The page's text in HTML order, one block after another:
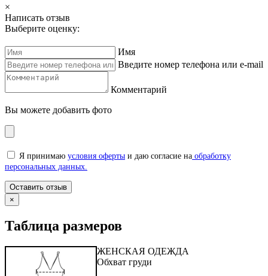
×
Написать отзыв
Выберите оценку:
Имя
Введите номер телефона или e-mail
Комментарий
Вы можете добавить фото
Я принимаю условия оферты и даю согласие на обработку
персональных данных.
×
Таблица размеров
ЖЕНСКАЯ ОДЕЖДА
Обхват груди